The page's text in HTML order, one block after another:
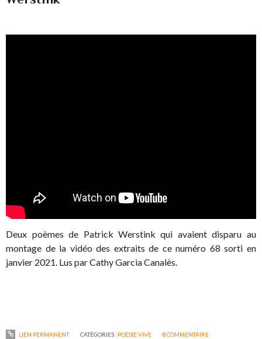
Deux poèmes de Patrick Werstink qui avaient disparu au
montage de la vidéo des extraits de ce numéro 68 sorti en
janvier 2021. Lus par Cathy Garcia Canalès.
LIEN PERMANENT CATÉGORIES : POÉSIE VIVE 0COMMENTAIRE